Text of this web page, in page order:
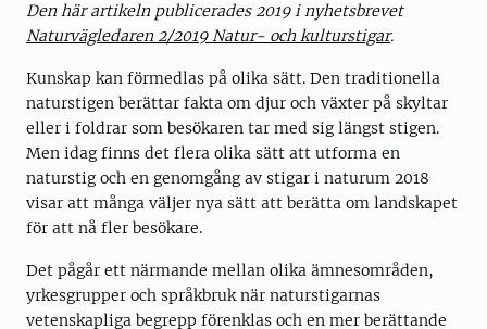
Den här artikeln publicerades 2019 i nyhetsbrevet
Naturvägledaren 2/2019 Natur- och kulturstigar.
Kunskap kan förmedlas på olika sätt. Den traditionella
naturstigen berättar fakta om djur och växter på skyltar
eller i foldrar som besökaren tar med sig längst stigen.
Men idag finns det flera olika sätt att utforma en
naturstig och en genomgång av stigar i naturum 2018
visar att många väljer nya sätt att berätta om landskapet
för att nå fler besökare.
Det pågår ett närmande mellan olika ämnesområden,
yrkesgrupper och språkbruk när naturstigarnas
vetenskapliga begrepp förenklas och en mer berättande